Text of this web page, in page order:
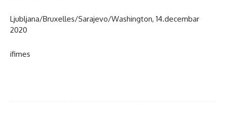
Ljubljana/Bruxelles/Sarajevo/Washington, 14.decembar
2020
ifimes